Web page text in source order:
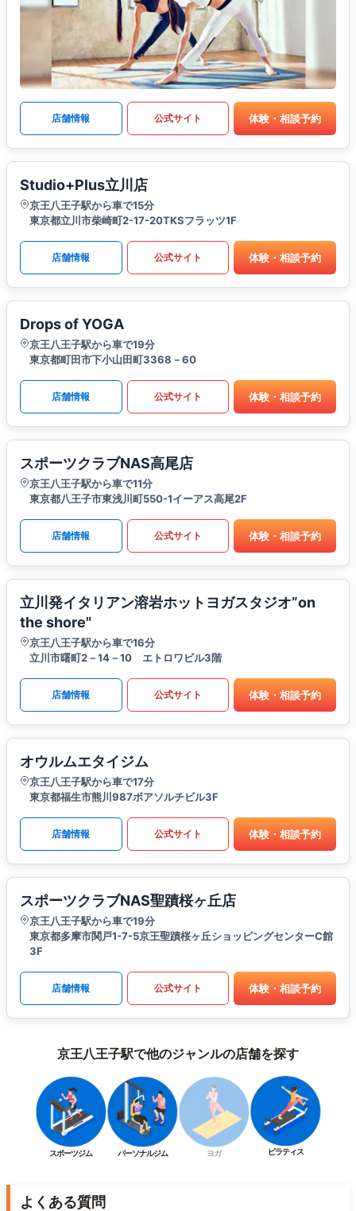
店舗情報 公式サイト 体験・相談予約
Studio+Plus立川店
京王八王子駅から車で15分
東京都立川市柴崎町2-17-20TKSフラッツ1F
店舗情報 公式サイト 体験・相談予約
Drops of YOGA
京王八王子駅から車で19分
東京都町田市下小山田町3368－60
店舗情報 公式サイト 体験・相談予約
スポーツクラブNAS高尾店
京王八王子駅から車で11分
東京都八王子市東浅川町550-1イーアス高尾2F
店舗情報 公式サイト 体験・相談予約
立川発イタリアン溶岩ホットヨガスタジオ”on
the shore"
京王八王子駅から車で16分
立川市曙町2－14－10 エトロワビル3階
店舗情報 公式サイト 体験・相談予約
オウルムエタイジム
京王八王子駅から車で17分
東京都福生市熊川987ボアソルチビル3F
店舗情報 公式サイト 体験・相談予約
スポーツクラブNAS聖蹟桜ヶ丘店
京王八王子駅から車で19分
東京都多摩市関戸1-7-5京王聖蹟桜ヶ丘ショッピングセンターC館
3F
店舗情報 公式サイト 体験・相談予約
京王八王子駅で他のジャンルの店舗を探す
スポーツジム パーソナルジム ヨガ ピラティス
よくある質問